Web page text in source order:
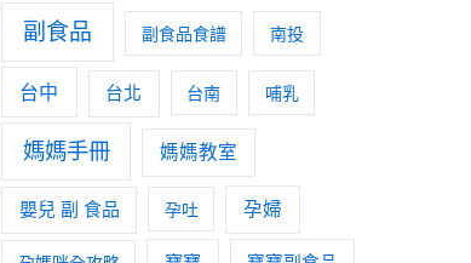
副食品 副食品食譜 南投
台中 台北 台南 哺乳
媽媽手冊 媽媽教室
嬰兒 副 食品 孕吐 孕婦